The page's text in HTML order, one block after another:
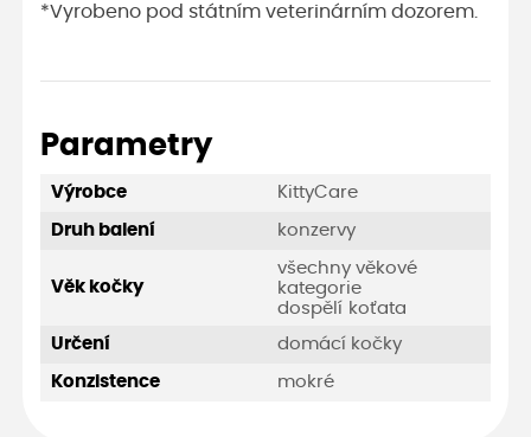
*Vyrobeno pod státním veterinárním dozorem.
Parametry
Výrobce KittyCare
Druh balení konzervy
Věk kočky
všechny věkové
kategorie
dospělí koťata
Určení domácí kočky
Konzistence mokré